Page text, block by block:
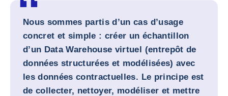
Nous sommes partis d’un cas d’usage
concret et simple : créer un échantillon
d’un Data Warehouse virtuel (entrepôt de
données structurées et modélisées) avec
les données contractuelles. Le principe est
de collecter, nettoyer, modéliser et mettre